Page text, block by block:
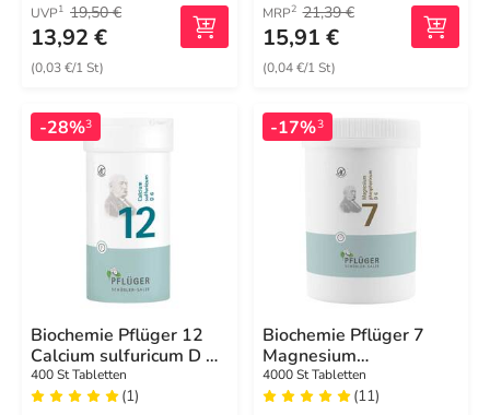
UVP1 19,50 €
13,92 €
(0,03 €/1 St)
MRP2 21,39 €
15,91 €
(0,04 €/1 St)
-28%3
Biochemie Pflüger 12
Calcium sulfuricum D 6
Tabletten
400 St Tabletten
(1)
-17%3
Biochemie Pflüger 7
Magnesium
phosphoricum D 6
Tabletten
4000 St Tabletten
(11)